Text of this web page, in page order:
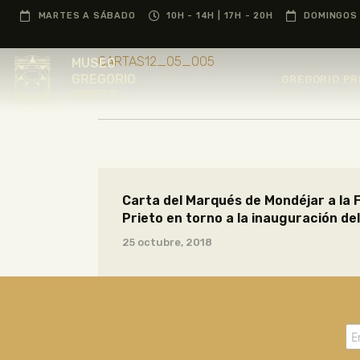
MARTES A SÁBADO 10H - 14H | 17H - 20H
MUSEOCARTAS12_05_005
Carta del Marqués de Mondéjar a la
Prieto en torno a la inauguración
25 octubre, 2018